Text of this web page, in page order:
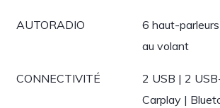
AUTORADIO
6 haut-
au volant
CONNECTIVITÉ
2 USB | 2
Carplay |